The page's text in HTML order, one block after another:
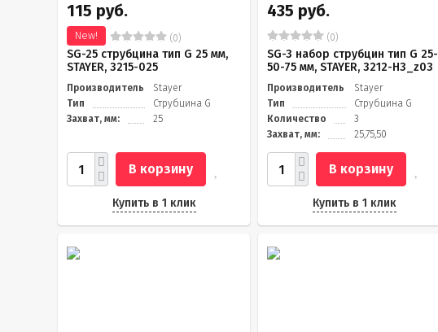
115 руб.
New! (0)
SG-25 струбцина тип G 25 мм,
STAYER, 3215-025
Производитель
Stayer
Тип
Струбцина G
Захват, мм:
25
В корзину
Купить в 1 клик
435 руб.
(0)
SG-3 набор струбцин тип G 25-
50-75 мм, STAYER, 3212-H3_z03
Производитель
Stayer
Тип
Струбцина G
Количество
3
Захват, мм:
25,75,50
В корзину
Купить в 1 клик